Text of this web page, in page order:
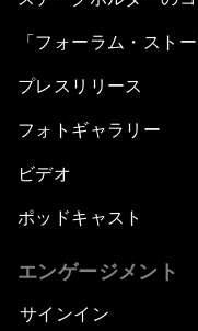
「フォーラム・ストー
プレスリリース
フォトギャラリー
ビデオ
ポッドキャスト
エンゲージメント
サインイン